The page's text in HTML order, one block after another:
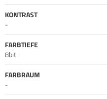
KONTRAST
-
FARBTIEFE
8bit
FARBRAUM
-